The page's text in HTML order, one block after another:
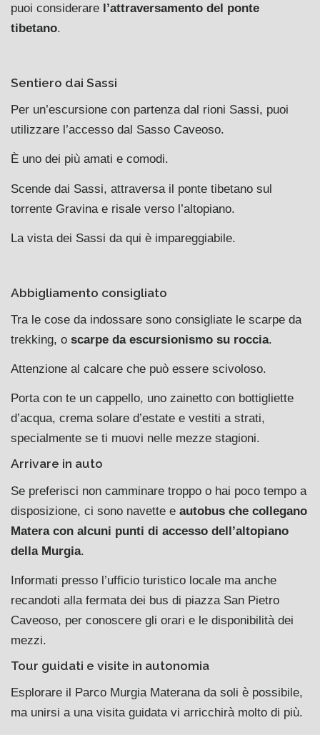
puoi considerare l’attraversamento del ponte
tibetano.
Sentiero dai Sassi
Per un’escursione con partenza dal rioni Sassi, puoi
utilizzare l’accesso dal Sasso Caveoso.
È uno dei più amati e comodi.
Scende dai Sassi, attraversa il ponte tibetano sul
torrente Gravina e risale verso l’altopiano.
La vista dei Sassi da qui è impareggiabile.
Abbigliamento consigliato
Tra le cose da indossare sono consigliate le scarpe da
trekking, o scarpe da escursionismo su roccia.
Attenzione al calcare che può essere scivoloso.
Porta con te un cappello, uno zainetto con bottigliette
d’acqua, crema solare d’estate e vestiti a strati,
specialmente se ti muovi nelle mezze stagioni.
Arrivare in auto
Se preferisci non camminare troppo o hai poco tempo a
disposizione, ci sono navette e autobus che collegano
Matera con alcuni punti di accesso dell’altopiano
della Murgia
Informati presso l’ufficio turistico locale ma anche
recandoti alla fermata dei bus di piazza San Pietro
Caveoso, per conoscere gli orari e le disponibilità dei
mezzi.
Tour guidati e visite in autonomia
Esplorare il Parco Murgia Materana da soli è possibile,
ma unirsi a una visita guidata vi arricchirà molto di più.